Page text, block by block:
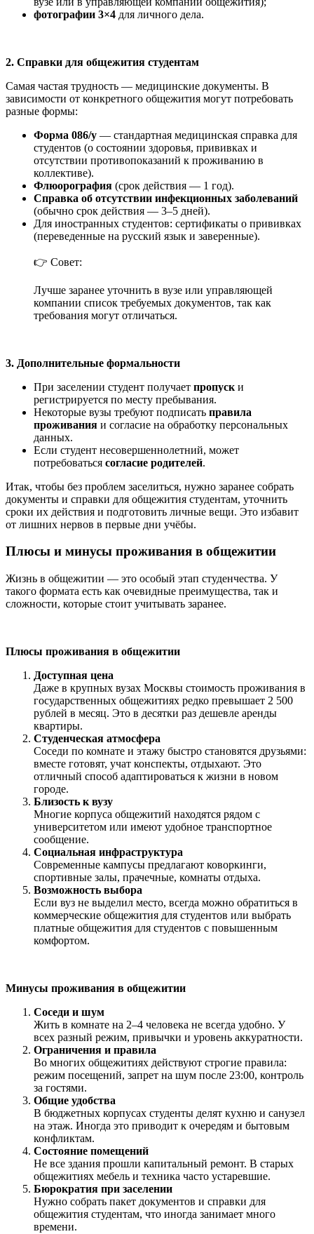
фотографии 3×4 для личного дела.
2. Справки для общежития студентам
Самая частая трудность — медицинские документы. В
зависимости от конкретного общежития могут потребовать
разные формы:
Форма 086/у — стандартная медицинская справка для
студентов (о состоянии здоровья, прививках и
отсутствии противопоказаний к проживанию в
коллективе).
Флюорография (срок действия — 1 год).
Справка об отсутствии инфекционных заболеваний
(обычно срок действия — 3–5 дней).
Для иностранных студентов: сертификаты о прививках
(переведенные на русский язык и заверенные).
👉 Совет:
Лучше заранее уточнить в вузе или управляющей
компании список требуемых документов, так как
требования могут отличаться.
3. Дополнительные формальности
При заселении студент получает пропуск и
регистрируется по месту пребывания.
Некоторые вузы требуют подписать правила
проживания и согласие на обработку персональных
данных.
Если студент несовершеннолетний, может
потребоваться согласие родителей.
Итак, чтобы без проблем заселиться, нужно заранее собрать
документы и справки для общежития студентам, уточнить
сроки их действия и подготовить личные вещи. Это избавит
от лишних нервов в первые дни учёбы.
Плюсы и минусы проживания в общежитии
Жизнь в общежитии — это особый этап студенчества. У
такого формата есть как очевидные преимущества, так и
сложности, которые стоит учитывать заранее.
Плюсы проживания в общежитии
Доступная цена
Даже в крупных вузах Москвы стоимость проживания в
государственных общежитиях редко превышает 2 500
рублей в месяц. Это в десятки раз дешевле аренды
квартиры.
Студенческая атмосфера
Соседи по комнате и этажу быстро становятся друзьями:
вместе готовят, учат конспекты, отдыхают. Это
отличный способ адаптироваться к жизни в новом
городе.
Близость к вузу
Многие корпуса общежитий находятся рядом с
университетом или имеют удобное транспортное
сообщение.
Социальная инфраструктура
Современные кампусы предлагают коворкинги,
спортивные залы, прачечные, комнаты отдыха.
Возможность выбора
Если вуз не выделил место, всегда можно обратиться в
коммерческие общежития для студентов или выбрать
платные общежития для студентов с повышенным
комфортом.
Минусы проживания в общежитии
Соседи и шум
Жить в комнате на 2–4 человека не всегда удобно. У
всех разный режим, привычки и уровень аккуратности.
Ограничения и правила
Во многих общежитиях действуют строгие правила:
режим посещений, запрет на шум после 23:00, контроль
за гостями.
Общие удобства
В бюджетных корпусах студенты делят кухню и санузел
на этаж. Иногда это приводит к очередям и бытовым
конфликтам.
Состояние помещений
Не все здания прошли капитальный ремонт. В старых
общежитиях мебель и техника часто устаревшие.
Бюрократия при заселении
Нужно собрать пакет документов и справки для
общежития студентам, что иногда занимает много
времени.